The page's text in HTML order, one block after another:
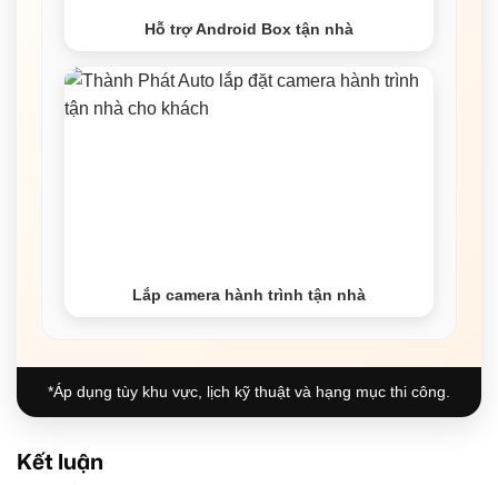
Hỗ trợ Android Box tận nhà
Lắp camera hành trình tận nhà
*Áp dụng tùy khu vực, lịch kỹ thuật và hạng mục thi công.
Kết luận